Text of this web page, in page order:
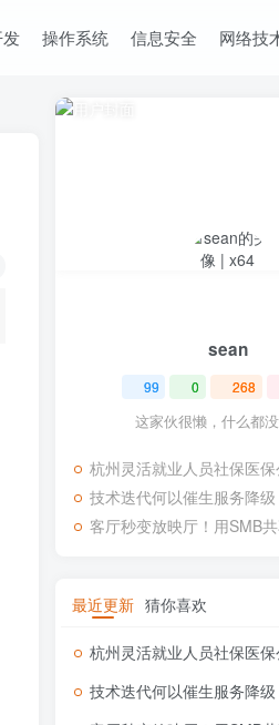
操作系统 信息安全 网络技
sean
99 0 268
这家伙很懒，什么都
杭州灵活就业人员社保医保公
技术迭代何以催生服务降级：数字
客厅秒变放映厅！用SMB共享协议
最近更新 猜你喜欢
杭州灵活就业人员社保医保公积
技术迭代何以催生服务降级：数字时